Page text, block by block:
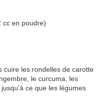
cc en poudre)
cuire les rondelles de carotte
le curcuma, les
ce que les légumes